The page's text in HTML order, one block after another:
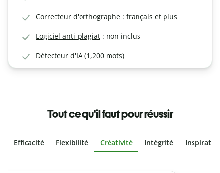
Correcteur d'orthographe : français et plus
Logiciel anti-plagiat : non inclus
Détecteur d'IA (1,200 mots)
Tout ce qu'il faut pour réussir
Efficacité Flexibilité Créativité Intégrité